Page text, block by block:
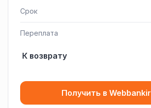
Срок
Переплата
К возврату
Получить в Webbankir